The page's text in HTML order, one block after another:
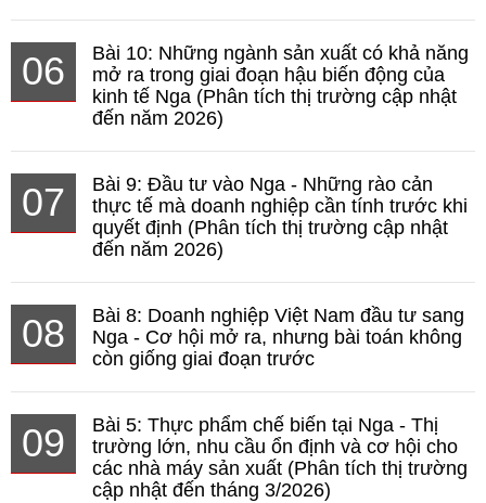
06
Bài 10: Những ngành sản xuất có khả năng
mở ra trong giai đoạn hậu biến động của
kinh tế Nga (Phân tích thị trường cập nhật
đến năm 2026)
07
Bài 9: Đầu tư vào Nga - Những rào cản
thực tế mà doanh nghiệp cần tính trước khi
quyết định (Phân tích thị trường cập nhật
đến năm 2026)
08
Bài 8: Doanh nghiệp Việt Nam đầu tư sang
Nga - Cơ hội mở ra, nhưng bài toán không
còn giống giai đoạn trước
09
Bài 5: Thực phẩm chế biến tại Nga - Thị
trường lớn, nhu cầu ổn định và cơ hội cho
các nhà máy sản xuất (Phân tích thị trường
cập nhật đến tháng 3/2026)